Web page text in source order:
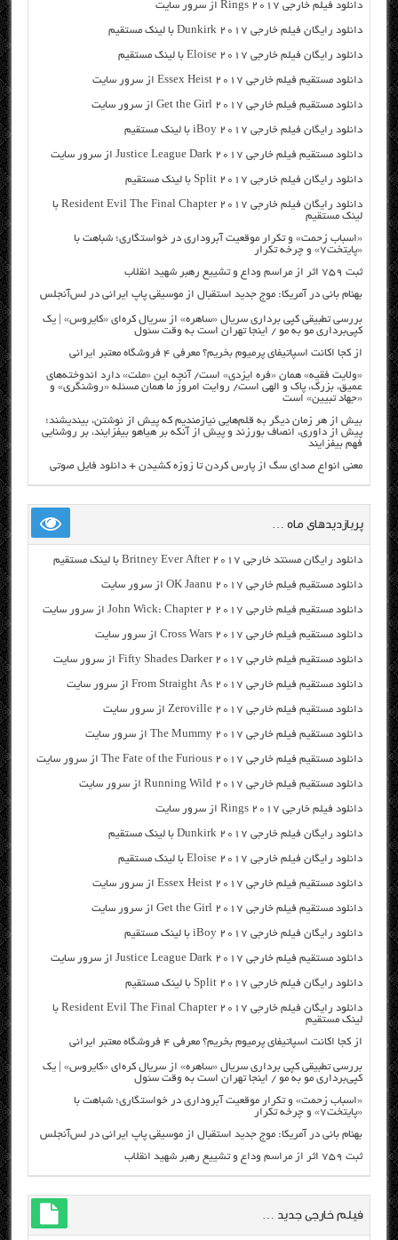
دانلود فیلم خارجی Rings 2017 از سرور سایت
دانلود رایگان فیلم خارجی Dunkirk 2017 با لینک مستقیم
دانلود رایگان فیلم خارجی Eloise 2017 با لینک مستقیم
دانلود مستقیم فیلم خارجی Essex Heist 2017 از سرور سایت
دانلود مستقیم فیلم خارجی Get the Girl 2017 از سرور سایت
دانلود رایگان فیلم خارجی iBoy 2017 با لینک مستقیم
دانلود مستقیم فیلم خارجی Justice League Dark 2017 از سرور سایت
دانلود رایگان فیلم خارجی Split 2017 با لینک مستقیم
دانلود رایگان فیلم خارجی Resident Evil The Final Chapter 2017 با
لینک مستقیم
«اسباب زحمت» و تکرار موقعیت آبروداری در خواستگاری؛ شباهت با
«پایتخت۷» و چرخه تکرار
ثبت ۷۵۹ اثر از مراسم وداع و تشییع رهبر شهید انقلاب
بهنام بانی در آمریکا: موج جدید استقبال از موسیقی پاپ ایرانی در لس‌آنجلس
بررسی تطبیقی کپی برداری سریال «ساهره» از سریال کره‌ای «کایروس» | یک
کپی‌برداری مو به مو / اینجا تهران است به وقت سئول
از کجا اکانت اسپاتیفای پرمیوم بخریم؟ معرفی ۴ فروشگاه معتبر ایرانی
«ولایت فقیه» همان «فره ایزدی» است/ آنچه این «ملت» دارد اندوخته‌های
عمیق، بزرگ، پاک و الهی است/ روایت امروز ما همان مسئله «روشنگری» و
«جهاد تبیین» است
بیش از هر زمان دیگر به قلم‌هایی نیازمندیم که پیش از نوشتن، بیندیشند؛
پیش از داوری، انصاف بورزند و پیش از آنکه بر هیاهو بیفزایند، بر روشنایی
فهم بیفزایند
معنی انواع صدای سگ از پارس کردن تا زوزه کشیدن + دانلود فایل صوتی
پربازدیدهای ماه …
دانلود رایگان مسنتد خارجی Britney Ever After 2017 با لینک مستقیم
دانلود مستقیم فیلم خارجی OK Jaanu 2017 از سرور سایت
دانلود مستقیم فیلم خارجی John Wick: Chapter 2 2017 از سرور سایت
دانلود مستقیم فیلم خارجی Cross Wars 2017 از سرور سایت
دانلود مستقیم فیلم خارجی Fifty Shades Darker 2017 از سرور سایت
دانلود مستقیم فیلم خارجی From Straight As 2017 از سرور سایت
دانلود مستقیم فیلم خارجی Zeroville 2017 از سرور سایت
دانلود مستقیم فیلم خارجی The Mummy 2017 از سرور سایت
دانلود مستقیم فیلم خارجی The Fate of the Furious 2017 از سرور سایت
دانلود مستقیم فیلم خارجی Running Wild 2017 از سرور سایت
دانلود فیلم خارجی Rings 2017 از سرور سایت
دانلود رایگان فیلم خارجی Dunkirk 2017 با لینک مستقیم
دانلود رایگان فیلم خارجی Eloise 2017 با لینک مستقیم
دانلود مستقیم فیلم خارجی Essex Heist 2017 از سرور سایت
دانلود مستقیم فیلم خارجی Get the Girl 2017 از سرور سایت
دانلود رایگان فیلم خارجی iBoy 2017 با لینک مستقیم
دانلود مستقیم فیلم خارجی Justice League Dark 2017 از سرور سایت
دانلود رایگان فیلم خارجی Split 2017 با لینک مستقیم
دانلود رایگان فیلم خارجی Resident Evil The Final Chapter 2017 با
لینک مستقیم
از کجا اکانت اسپاتیفای پرمیوم بخریم؟ معرفی ۴ فروشگاه معتبر ایرانی
بررسی تطبیقی کپی برداری سریال «ساهره» از سریال کره‌ای «کایروس» | یک
کپی‌برداری مو به مو / اینجا تهران است به وقت سئول
«اسباب زحمت» و تکرار موقعیت آبروداری در خواستگاری؛ شباهت با
«پایتخت۷» و چرخه تکرار
بهنام بانی در آمریکا: موج جدید استقبال از موسیقی پاپ ایرانی در لس‌آنجلس
ثبت ۷۵۹ اثر از مراسم وداع و تشییع رهبر شهید انقلاب
فیلم خارجی جدید …